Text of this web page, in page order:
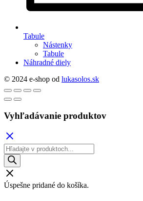
Tabule
Nástenky
Tabule
Náhradné diely
© 2024 e-shop od lukasolos.sk
Vyhľadávanie produktov
Products
search
Úspešne pridané do košíka.